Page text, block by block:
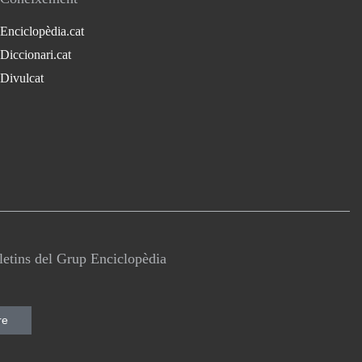
Enciclopèdia.cat
Diccionari.cat
Divulcat
del Grup Enciclopèdia